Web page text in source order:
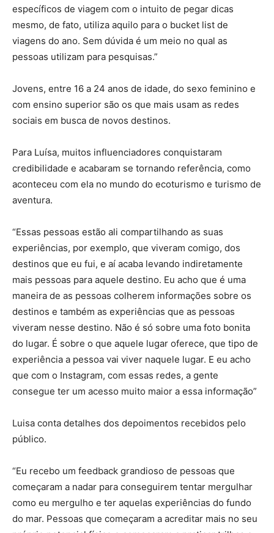
específicos de viagem com o intuito de pegar dicas
mesmo, de fato, utiliza aquilo para o bucket list de
viagens do ano. Sem dúvida é um meio no qual as
pessoas utilizam para pesquisas.”
Jovens, entre 16 a 24 anos de idade, do sexo feminino e
com ensino superior são os que mais usam as redes
sociais em busca de novos destinos.
Para Luísa, muitos influenciadores conquistaram
credibilidade e acabaram se tornando referência, como
aconteceu com ela no mundo do ecoturismo e turismo de
aventura.
“Essas pessoas estão ali compartilhando as suas
experiências, por exemplo, que viveram comigo, dos
destinos que eu fui, e aí acaba levando indiretamente
mais pessoas para aquele destino. Eu acho que é uma
maneira de as pessoas colherem informações sobre os
destinos e também as experiências que as pessoas
viveram nesse destino. Não é só sobre uma foto bonita
do lugar. É sobre o que aquele lugar oferece, que tipo de
experiência a pessoa vai viver naquele lugar. E eu acho
que com o Instagram, com essas redes, a gente
consegue ter um acesso muito maior a essa informação”
Luisa conta detalhes dos depoimentos recebidos pelo
público.
“Eu recebo um feedback grandioso de pessoas que
começaram a nadar para conseguirem tentar mergulhar
como eu mergulho e ter aquelas experiências do fundo
do mar. Pessoas que começaram a acreditar mais no seu